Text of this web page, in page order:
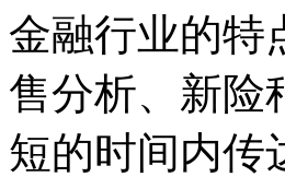
金融行业的特
售分析、新险
短的时间内传